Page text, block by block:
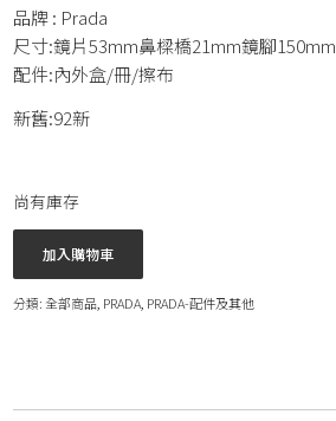
品牌 : Prada
尺寸:鏡片53mm鼻樑橋21mm鏡腳150mm
配件:內外盒/冊/擦布
新舊:92新
尚有庫存
加入購物車
分類:全部商品 PRADA PRADA-配件及其他